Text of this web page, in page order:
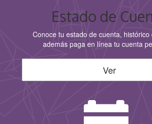
Estado de
Conoce tu estado de cuenta, histórico
además paga en línea tu cuenta
Ver